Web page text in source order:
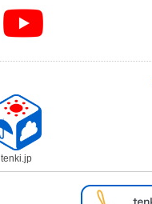
tenki.jp